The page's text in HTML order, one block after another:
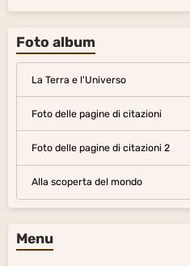
Foto album
La Terra e l'Universo
Foto delle pagine di citazioni
Foto delle pagine di citazioni 2
Alla scoperta del mondo
Menu